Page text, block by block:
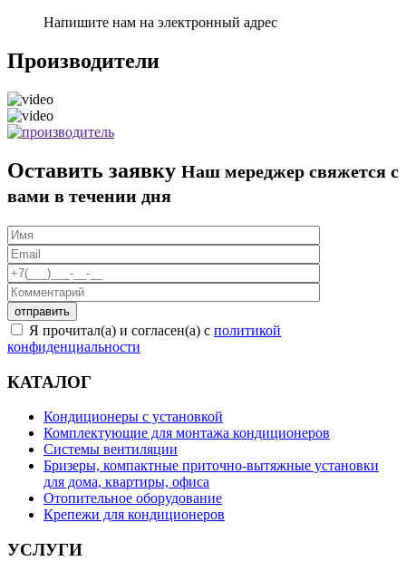
Напишите нам на электронный адрес
Производители
Оставить заявку Наш мереджер свяжется с
вами в течении дня
Я прочитал(а) и согласен(а) с политикой
конфиденциальности
КАТАЛОГ
Кондиционеры с установкой
Комплектующие для монтажа кондиционеров
Системы вентиляции
Бризеры, компактные приточно-вытяжные установки
для дома, квартиры, офиса
Отопительное оборудование
Крепежи для кондиционеров
УСЛУГИ